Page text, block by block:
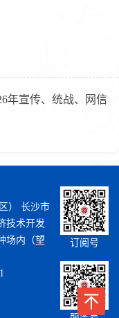
年宣传、统战、网信
） 长沙市
技术开发
场内（望
订阅号